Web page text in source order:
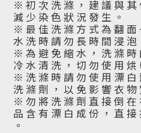
※ 初 次 洗 滌 ， 建 議 與 其
減 少 染 色 狀 況 發 生 。
※ 最 佳 洗 滌 方 式 為 翻 面
水 洗 時 請 勿 長 時 間 浸 泡
※ 為 避 免 縮 水 ， 洗 滌
冷 水 清 洗 ， 切 勿 使 用 烘
※ 洗 滌 時 請 勿 使 用 漂 白
洗 滌 劑 ， 以 免 影 響 衣 物
※ 勿 將 洗 滌 劑 直 接 倒 在
品 含 有 漂 白 成 份 ， 直
。